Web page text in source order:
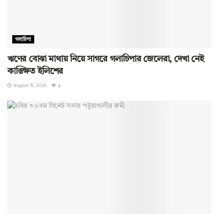
গলাচিপা
ঋণের বোঝা মাথায় নিয়ে সাগরে গলাচিপার জেলেরা, দেখা নেই
কাঙ্ক্ষিত ইলিশের
August 8, 2026 4